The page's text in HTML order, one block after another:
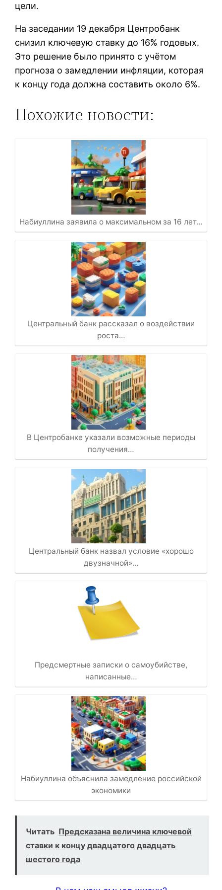
цели.
На заседании 19 декабря Центробанк
снизил ключевую ставку до 16% годовых.
Это решение было принято с учётом
прогноза о замедлении инфляции, которая
к концу года должна составить около 6%.
Похожие новости:
Набиуллина заявила о максимальном за 16 лет…
Центральный банк рассказал о воздействии
роста…
В Центробанке указали возможные периоды
получения…
Центральный банк назвал условие «хорошо
двузначной»…
Предсмертные записки о самоубийстве,
написанные…
Набиуллина объяснила замедление российской
экономики
Читать Предсказана величина ключевой
ставки к концу двадцатого двадцать
шестого года